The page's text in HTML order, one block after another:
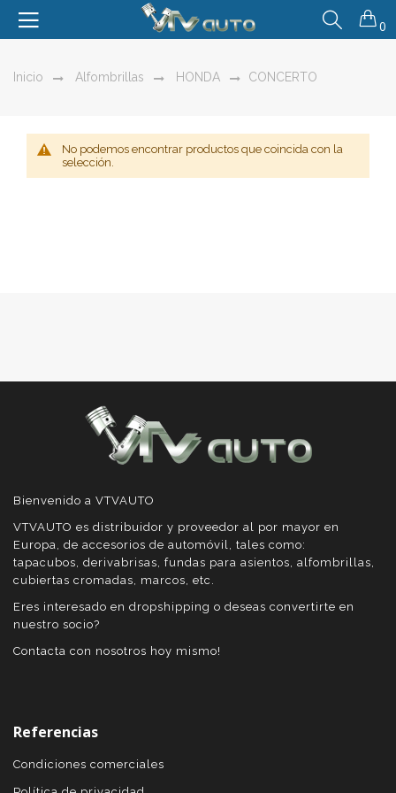
0
Inicio Alfombrillas HONDA CONCERTO
No podemos encontrar productos que coincida con la
selección.
Bienvenido a VTVAUTO
VTVAUTO es distribuidor y proveedor al por mayor en
Europa, de accesorios de automóvil, tales como:
tapacubos, derivabrisas, fundas para asientos, alfombrillas,
cubiertas cromadas, marcos, etc.
Eres interesado en dropshipping o deseas convertirte en
nuestro socio?
Contacta con nosotros hoy mismo!
Referencias
Condiciones comerciales